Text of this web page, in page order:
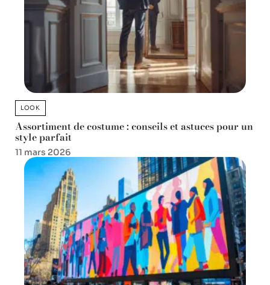
LOOK
Assortiment de costume : conseils et astuces pour un
style parfait
11 mars 2026